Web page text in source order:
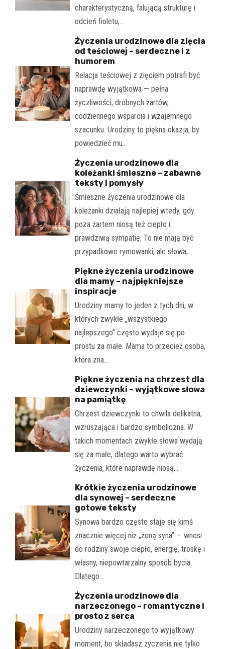
charakterystyczną, falującą strukturę i
odcień fioletu,…
Życzenia urodzinowe dla zięcia
od teściowej – serdeczne i z
humorem
Relacja teściowej z zięciem potrafi być
naprawdę wyjątkowa — pełna
życzliwości, drobnych żartów,
codziennego wsparcia i wzajemnego
szacunku. Urodziny to piękna okazja, by
powiedzieć mu…
Życzenia urodzinowe dla
koleżanki śmieszne – zabawne
teksty i pomysły
Śmieszne życzenia urodzinowe dla
koleżanki działają najlepiej wtedy, gdy
poza żartem niosą też ciepło i
prawdziwą sympatię. To nie mają być
przypadkowe rymowanki, ale słowa,…
Piękne życzenia urodzinowe
dla mamy – najpiękniejsze
inspiracje
Urodziny mamy to jeden z tych dni, w
których zwykłe „wszystkiego
najlepszego” często wydaje się po
prostu za małe. Mama to przecież osoba,
która zna…
Piękne życzenia na chrzest dla
dziewczynki – wyjątkowe słowa
na pamiątkę
Chrzest dziewczynki to chwila delikatna,
wzruszająca i bardzo symboliczna. W
takich momentach zwykłe słowa wydają
się za małe, dlatego warto wybrać
życzenia, które naprawdę niosą…
Krótkie życzenia urodzinowe
dla synowej – serdeczne
gotowe teksty
Synowa bardzo często staje się kimś
znacznie więcej niż „żoną syna” — wnosi
do rodziny swoje ciepło, energię, troskę i
własny, niepowtarzalny sposób bycia.
Dlatego…
Życzenia urodzinowe dla
narzeczonego – romantyczne i
prosto z serca
Urodziny narzeczonego to wyjątkowy
moment, bo składasz życzenia nie tylko